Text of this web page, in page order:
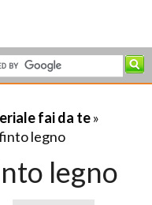
fai da te»
legno
legno